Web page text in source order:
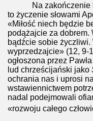
Na zakończenie
to życzenie słowami
«Miłość niech będzie
podążajcie za dobrem.
bądźcie sobie
wyprzedzajcie» (12, 9-
ogłoszona przez Pawła
lud chrześcijański jako
ochrania nas i uprosi
wstawiennictwem
nadal podejmowali
«rozwoju całego